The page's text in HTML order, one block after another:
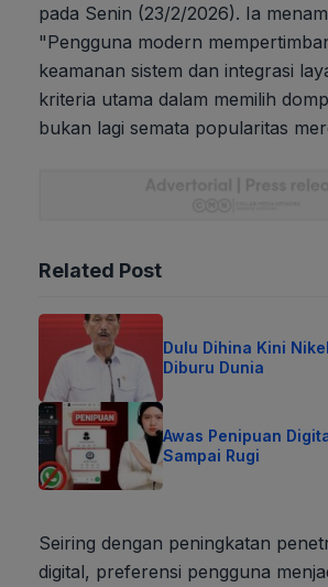
pada Senin (23/2/2026). Ia
"Pengguna modern
keamanan sistem dan integrasi
kriteria utama dalam memilih
bukan lagi semata popularitas
Related Post
Dulu Dihina Kini
Diburu Dunia
Awas Penipuan
Sampai Rugi
Seiring dengan peningkatan
digital, preferensi pengguna